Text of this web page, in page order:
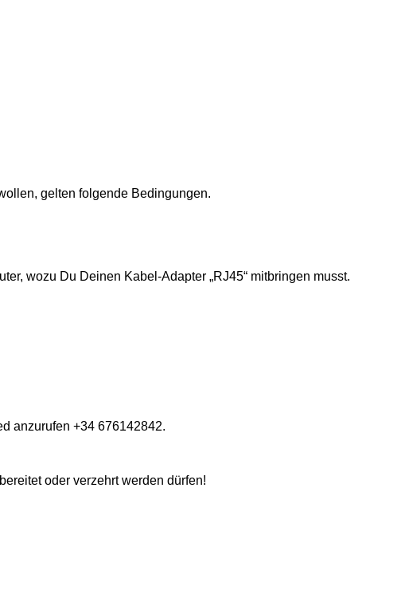
gelten folgende Bedingungen.
wozu Du Deinen Kabel-Adapter „RJ45“ mitbringen musst.
anzurufen +34 676142842.
oder verzehrt werden dürfen!